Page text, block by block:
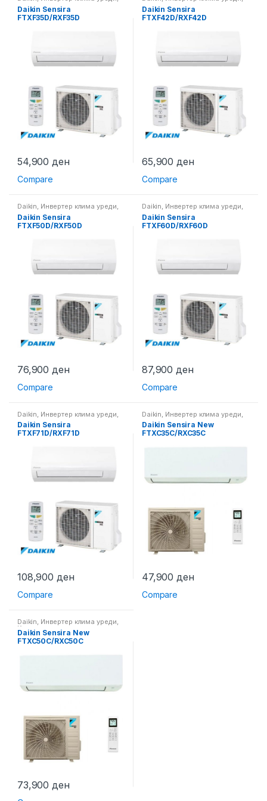
Клима уреди
Daikin Sensira
FTXF35D/RXF35D
54,900 ден
Compare
Клима уреди
Daikin Sensira
FTXF42D/RXF42D
65,900 ден
Compare
Daikin, Инвертер клима уреди,
Клима уреди
Daikin Sensira
FTXF50D/RXF50D
76,900 ден
Compare
Daikin, Инвертер клима уреди,
Клима уреди
Daikin Sensira
FTXF60D/RXF60D
87,900 ден
Compare
Daikin Инвертер клима уреди
Клима уреди
Daikin Sensira
FTXF71D/RXF71D
108,900 ден
Compare
Daikin Инвертер клима уреди
Клима уреди
Daikin Sensira New
FTXC35C/RXC35C
47,900ден
Compare
Daikin, Инвертер клима уреди,
Клима уреди
Daikin Sensira New
FTXC50C/RXC50C
73,900ден